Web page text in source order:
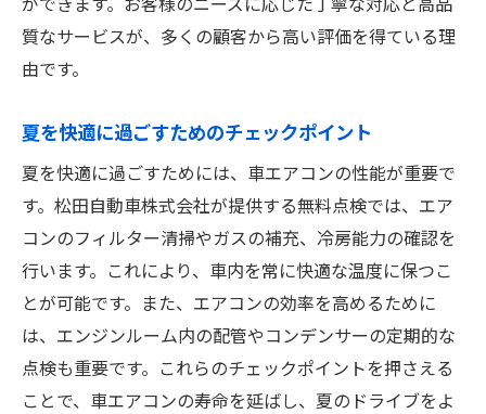
質なサービスが、多くの顧客から高い評価を得ている理
由です。
夏を快適に過ごすためのチェックポイント
夏を快適に過ごすためには、車エアコンの性能が重要で
す。松田自動車株式会社が提供する無料点検では、エア
コンのフィルター清掃やガスの補充、冷房能力の確認を
行います。これにより、車内を常に快適な温度に保つこ
とが可能です。また、エアコンの効率を高めるために
は、エンジンルーム内の配管やコンデンサーの定期的な
点検も重要です。これらのチェックポイントを押さえる
ことで、車エアコンの寿命を延ばし、夏のドライブをよ